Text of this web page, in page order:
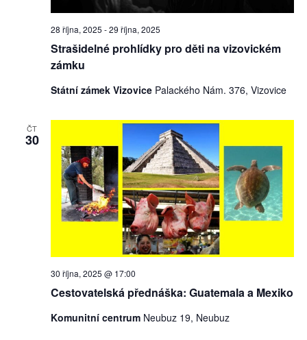
Strašidelné prohlídky pro děti na vizovickém
zámku
28 října, 2025 -29 října, 2025
Státní zámek Vizovice Palackého Nám. 376, Vizovice
ČT
30
Cestovatelská přednáška: Guatemala a Mexiko
30 října, 2025 @ 17:00
Komunitní centrum Neubuz 19, Neubuz